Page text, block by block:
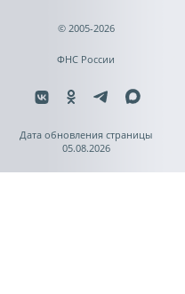
© 2005-2026
ФНС России
Дата обновления страницы
05.08.2026